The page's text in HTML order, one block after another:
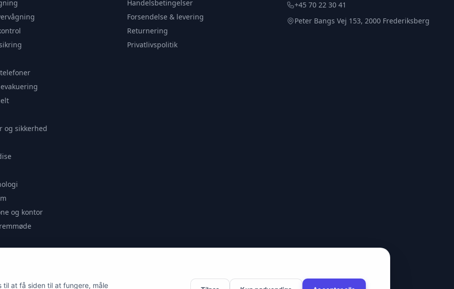
og sikkerhed
og kontor
Handelsbetingelser
Forsendelse & levering
Returnering
Privatlivspolitik
+45 70 22 30 41
Peter Bangs Vej 153, 2000 Frederiksberg
at få siden til at fungere, måle